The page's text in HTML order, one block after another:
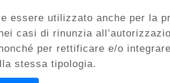
essere utilizzato anche per la
casi di rinunzia
per rettificare e/o
stessa tipologia.